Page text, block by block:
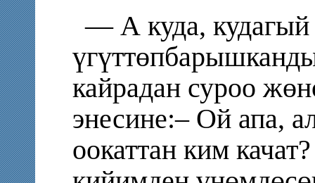
— А куда, кудагый
кайрадан суроо
энесине:– Ой апа,
оокаттан ким